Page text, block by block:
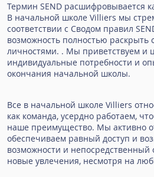
Термин SEND расшифровывается
В начальной школе Villiers мы
соответствии с Сводом правил
возможность полностью
личностями. . Мы приветствуем и
индивидуальные потребности и
окончания начальной школы.
Все в начальной школе Villiers
как команда, усердно работаем,
наше преимущество. Мы активно
обеспечиваем равный доступ и
возможности и
новые увлечения, несмотря на